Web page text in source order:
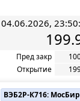
04.06.2026,
Пред закр
Открытие
ВЭБ2Р-К716: